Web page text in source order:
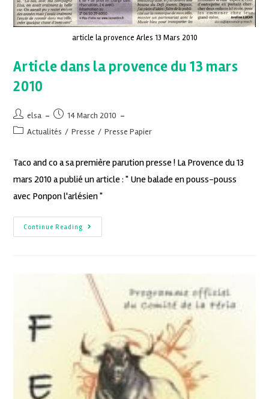
article la provence Arles 13 Mars 2010
Article dans la provence du 13 mars
2010
elsa
14 March 2010
Actualités / Presse / Presse Papier
Taco and co a sa première parution presse ! La Provence du 13
mars 2010 a publié un article : " Une balade en pouss-pouss
avec Ponpon l'arlésien "
Continue Reading